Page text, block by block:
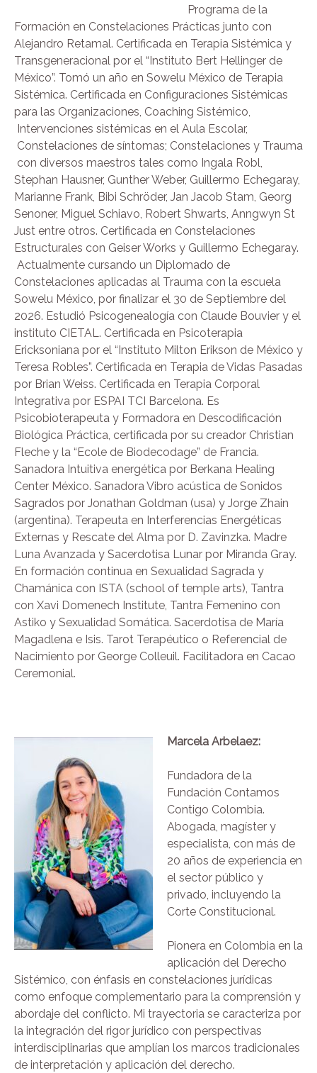
Programa de la
Formación en Constelaciones Prácticas junto con
Alejandro Retamal. Certificada en Terapia Sistémica y
Transgeneracional por el “Instituto Bert Hellinger de
México”. Tomó un año en Sowelu México de Terapia
Sistémica. Certificada en Configuraciones Sistémicas
para las Organizaciones, Coaching Sistémico,
Intervenciones sistémicas en el Aula Escolar,
Constelaciones de síntomas; Constelaciones y Trauma
con diversos maestros tales como Ingala Robl,
Stephan Hausner, Gunther Weber, Guillermo Echegaray,
Marianne Frank, Bibi Schröder, Jan Jacob Stam, Georg
Senoner, Miguel Schiavo, Robert Shwarts, Anngwyn St
Just entre otros. Certificada en Constelaciones
Estructurales con Geiser Works y Guillermo Echegaray.
Actualmente cursando un Diplomado de
Constelaciones aplicadas al Trauma con la escuela
Sowelu México, por finalizar el 30 de Septiembre del
2026. Estudió Psicogenealogía con Claude Bouvier y el
instituto CIETAL. Certificada en Psicoterapia
Ericksoniana por el “Instituto Milton Erikson de México y
Teresa Robles”. Certificada en Terapia de Vidas Pasadas
por Brian Weiss. Certificada en Terapia Corporal
Integrativa por ESPAI TCI Barcelona. Es
Psicobioterapeuta y Formadora en Descodificación
Biológica Práctica, certificada por su creador Christian
Fleche y la “Ecole de Biodecodage” de Francia.
Sanadora Intuitiva energética por Berkana Healing
Center México. Sanadora Vibro acústica de Sonidos
Sagrados por Jonathan Goldman (usa) y Jorge Zhain
(argentina). Terapeuta en Interferencias Energéticas
Externas y Rescate del Alma por D. Zavinzka. Madre
Luna Avanzada y Sacerdotisa Lunar por Miranda Gray.
En formación continua en Sexualidad Sagrada y
Chamánica con ISTA (school of temple arts), Tantra
con Xavi Domenech Institute, Tantra Femenino con
Astiko y Sexualidad Somática. Sacerdotisa de María
Magadlena e Isis. Tarot Terapéutico o Referencial de
Nacimiento por George Colleuil. Facilitadora en Cacao
Ceremonial.
Marcela Arbelaez:
Fundadora de la
Fundación Contamos
Contigo Colombia.
Abogada, magíster y
especialista, con más de
20 años de experiencia en
el sector público y
privado, incluyendo la
Corte Constitucional.
Pionera en Colombia en la
aplicación del Derecho
Sistémico, con énfasis en constelaciones jurídicas
como enfoque complementario para la comprensión y
abordaje del conflicto. Mi trayectoria se caracteriza por
la integración del rigor jurídico con perspectivas
interdisciplinarias que amplían los marcos tradicionales
de interpretación y aplicación del derecho.